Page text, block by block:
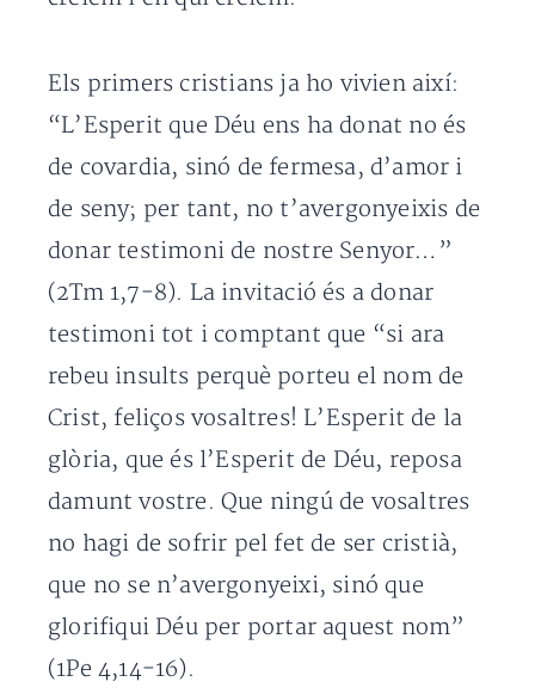
Els primers cristians ja ho vivien així:
“L’Esperit que Déu ens ha donat no és
de covardia, sinó de fermesa, d’amor i
de seny; per tant, no t’avergonyeixis de
donar testimoni de nostre Senyor…”
(2Tm 1,7-8). La invitació és a donar
testimoni tot i comptant que “si ara
rebeu insults perquè porteu el nom de
Crist, feliços vosaltres! L’Esperit de la
glòria, que és l’Esperit de Déu, reposa
damunt vostre. Que ningú de vosaltres
no hagi de sofrir pel fet de ser cristià,
que no se n’avergonyeixi, sinó que
glorifiqui Déu per portar aquest nom”
(1Pe 4,14-16).